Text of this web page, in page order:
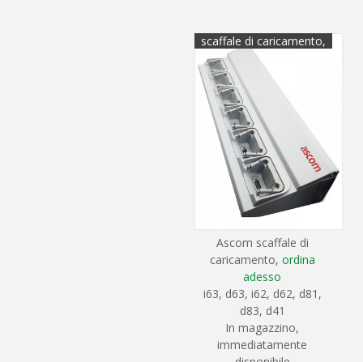
scaffale di caricamento,
Ascom scaffale di
caricamento, ordina
adesso
i63, d63, i62, d62, d81,
d83, d41
In magazzino,
immediatamente